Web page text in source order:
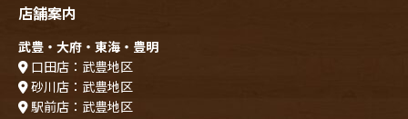
店舗案内
武豊・大府・東海・豊明
口田店：武豊地区
砂川店：武豊地区
駅前店：武豊地区